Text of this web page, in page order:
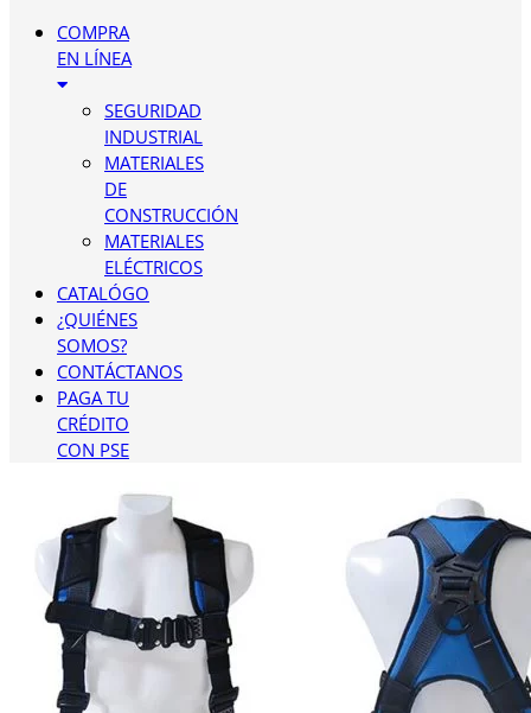
COMPRA
EN LÍNEA
SEGURIDAD
INDUSTRIAL
MATERIALES
DE
CONSTRUCCIÓN
MATERIALES
ELÉCTRICOS
CATALÓGO
¿QUIÉNES
SOMOS?
CONTÁCTANOS
PAGA TU
CRÉDITO
CON PSE